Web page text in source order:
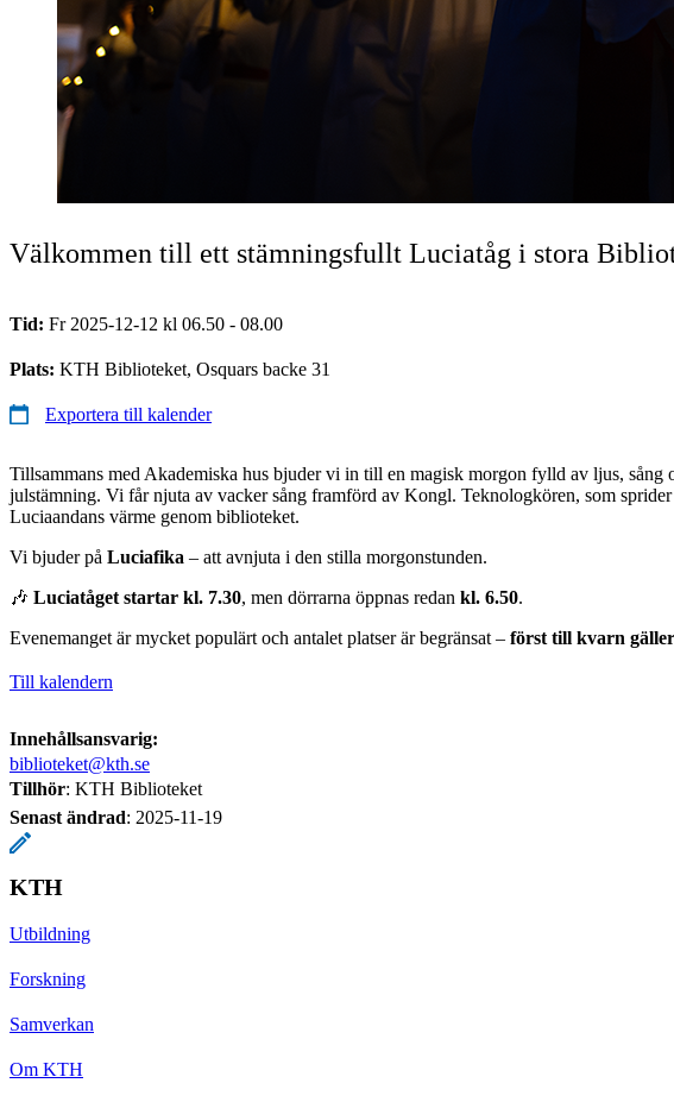
Välkommen till ett stämningsfullt Luciatåg i stora
Tid: Fr 2025-12-12 kl 06.50 - 08.00
Plats: KTH Biblioteket, Osquars backe 31
Exportera till kalender
Tillsammans med Akademiska hus bjuder vi in till en magisk morgon fylld av ljus, sång
julstämning. Vi får njuta av vacker sång framförd av Kongl. Teknologkören, som sprider
Luciaandans värme genom biblioteket.
Vi bjuder på Luciafika – att avnjuta i den stilla morgonstunden.
🎶 Luciatåget startar kl. 7.30, men dörrarna öppnas redan kl. 6.50.
Evenemanget är mycket populärt och antalet platser är begränsat – först till kvarn
Till kalendern
Innehållsansvarig:
biblioteket@kth.se
Tillhör: KTH Biblioteket
Senast ändrad: 2025-11-19
KTH
Utbildning
Forskning
Samverkan
Om KTH